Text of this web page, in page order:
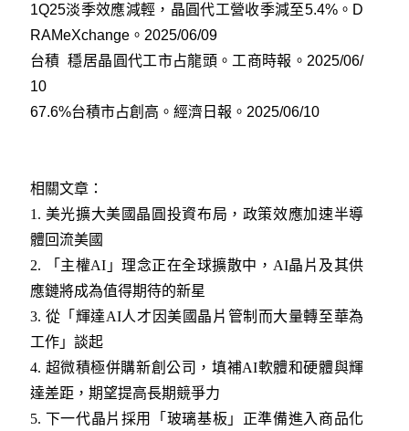
1Q25淡季效應減輕，晶圓代工營收季減至5.4%。D
RAMeXchange。2025/06/09
台積 穩居晶圓代工市占龍頭。工商時報。2025/06/
10
67.6%台積市占創高。經濟日報。2025/06/10
相關文章：
1. 美光擴大美國晶圓投資布局，政策效應加速半導
體回流美國
2.
「主權AI」理念正在全球擴散中，AI晶片及其供
應鏈將成為值得期待的新星
3. 從「輝達AI人才因美國晶片管制而大量轉至華為
工作」談起
4. 超微積極併購新創公司，填補AI軟體和硬體與輝
達差距，期望提高長期競爭力
5. 下一代晶片採用「玻璃基板」正準備進入商品化